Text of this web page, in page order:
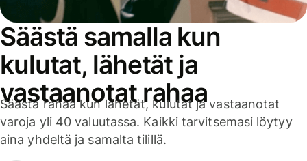
Säästä samalla kun
kulutat, lähetät ja
vastaanotat rahaa
Säästä rahaa kun lähetät, kulutat ja vastaanotat
varoja yli 40 valuutassa. Kaikki tarvitsemasi löytyy
aina yhdeltä ja samalta tilillä.